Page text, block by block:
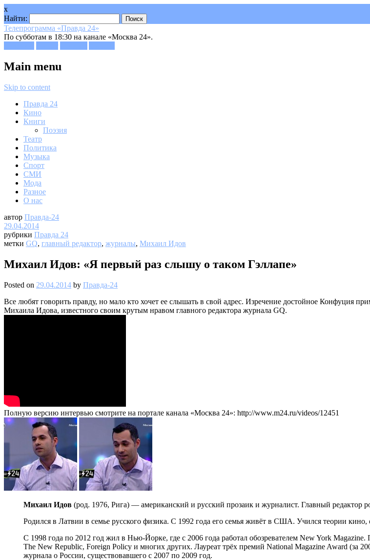
x
Найти:
Телепрограмма «Правда 24»
По субботам в 18:30 на канале «Москва 24».
Main menu
Skip to content
Правда 24
Кино
Книги
Поэзия
Театр
Политика
Музыка
Спорт
СМИ
Мода
Разное
О нас
автор Правда-24
29.04.2014
рубрики Правда 24
метки GQ, главный редактор, журналы, Михаил Идов
Михаил Идов: «Я первый раз слышу о таком Гэллапе»
Posted on 29.04.2014 by Правда-24
Все любят говорить правду, но мало кто хочет ее слышать в свой адрес. Изречение достойное Конфуция
Михаила Идова, известного своим крутым нравом главного редактора журнала GQ.
Полную версию интервью смотрите на портале канала «Москва 24»: http://www.m24.ru/videos/12451
Михаил Идов (род. 1976, Рига) — американский и русский прозаик и журналист. Главный редактор
Родился в Латвии в семье русского физика. С 1992 года его семья живёт в США. Учился теории
C 1998 года по 2012 год жил в Нью-Йорке, где с 2006 года работал обозревателем New York
The New Republic, Foreign Policy и многих других. Лауреат трёх премий National Magazine Award (за
журнала о России, существовавшего с 2007 по 2009 год.